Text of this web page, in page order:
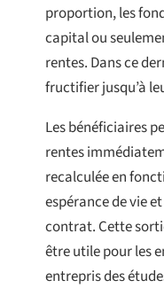
proportion, les
capital ou
rentes. Dans ce
fructifier jusqu’à
Les bénéficiaires
rentes
recalculée en
espérance de vie
contrat. Cette
être utile pour les
entrepris des